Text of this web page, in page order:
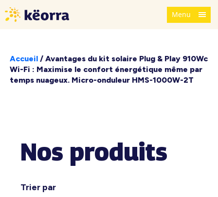
Menu
Accueil / Avantages du kit solaire Plug & Play 910Wc
Wi-Fi : Maximise le confort énergétique même par
temps nuageux. Micro-onduleur HMS-1000W-2T
Nos produits
Trier par